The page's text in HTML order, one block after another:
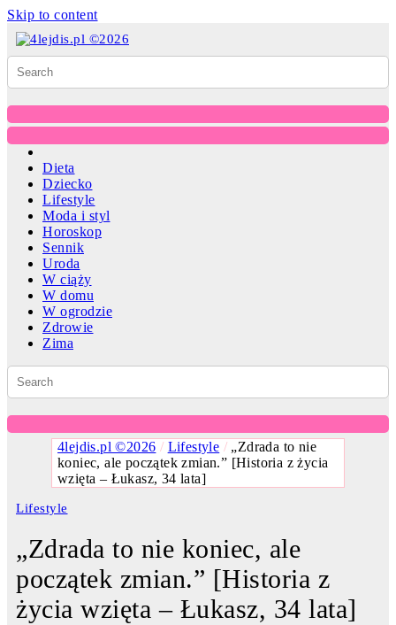
Skip to content
Dieta
Dziecko
Lifestyle
Moda i styl
Horoskop
Sennik
Uroda
W ciąży
W domu
W ogrodzie
Zdrowie
Zima
4lejdis.pl ©2026 / Lifestyle / „Zdrada to nie
koniec, ale początek zmian.” [Historia z życia
wzięta – Łukasz, 34 lata]
Lifestyle
„Zdrada to nie koniec, ale
początek zmian.” [Historia z
życia wzięta – Łukasz, 34 lata]